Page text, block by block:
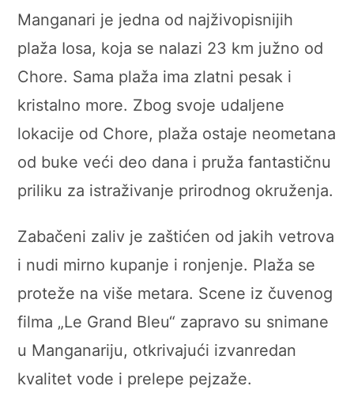
Manganari je jedna od najživopisnijih
plaža Iosa, koja se nalazi 23 km južno od
Chore. Sama plaža ima zlatni pesak i
kristalno more. Zbog svoje udaljene
lokacije od Chore, plaža ostaje neometana
od buke veći deo dana i pruža fantastičnu
priliku za istraživanje prirodnog okruženja.
Zabačeni zaliv je zaštićen od jakih vetrova
i nudi mirno kupanje i ronjenje. Plaža se
proteže na više metara. Scene iz čuvenog
filma „Le Grand Bleu“ zapravo su snimane
u Manganariju, otkrivajući izvanredan
kvalitet vode i prelepe pejzaže.